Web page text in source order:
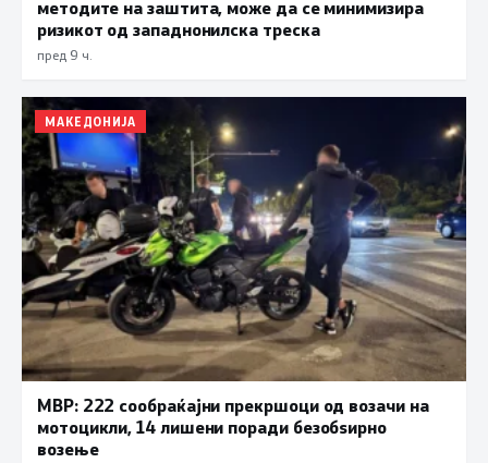
методите на заштита, може да се минимизира
ризикот од западнонилска треска
пред 9 ч.
МАКЕДОНИЈА
МВР: 222 сообраќајни прекршоци од возачи на
мотоцикли, 14 лишени поради безобѕирно
возење